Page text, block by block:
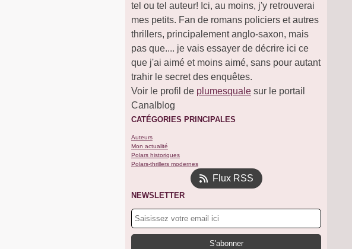
tel ou tel auteur! Ici, au moins, j'y retrouverai
mes petits. Fan de romans policiers et autres
thrillers, principalement anglo-saxon, mais
pas que.... je vais essayer de décrire ici ce
que j'ai aimé et moins aimé, sans pour autant
trahir le secret des enquêtes.
Voir le profil de plumesquale sur le portail
Canalblog
CATÉGORIES PRINCIPALES
Auteurs
Mon actualité
Polars historiques
Polars-thrillers modernes
Flux RSS
NEWSLETTER